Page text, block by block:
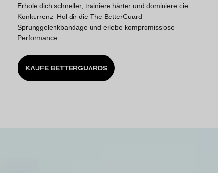
Erhole dich schneller, trainiere härter und dominiere die
Konkurrenz. Hol dir die The BetterGuard
Sprunggelenkbandage und erlebe kompromisslose
Performance.
KAUFE BETTERGUARDS